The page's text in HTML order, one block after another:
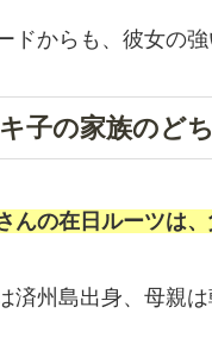
ドからも、彼女の
子の家族のど
んの在日 ルーツは
済州島出身、母親